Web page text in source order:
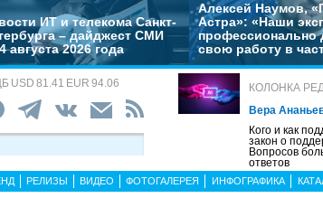
ИТ и телекома Санкт-
– дайджест СМИ
августа 2026 года
Алексей Наумов,
Астра»: «Наши
профессионально
свою работу в
USD 81.41 EUR 94.06
КОЛОНКА
Вера
Кого и как
закон о
Вопросов
ответов
РЕЛИЗЫ ВИДЕО ФОТОГАЛЕРЕЯ ИНФОГРАФИКА